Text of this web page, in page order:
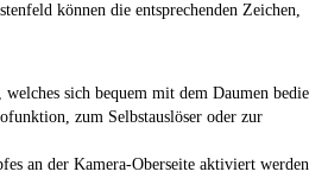
können die entsprechenden Zeichen,
sich bequem mit dem Daumen
zum Selbstauslöser oder zur
an der Kamera-Oberseite aktiviert werden